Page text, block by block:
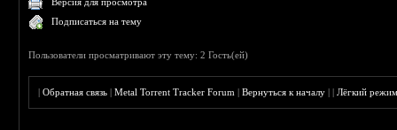
Подписаться на тему
Пользователи просматривают эту тему: 2 Гость(ей)
|Обратная связь |Metal Torrent Tracker Forum |Вернуться к началу ||Лёгкий